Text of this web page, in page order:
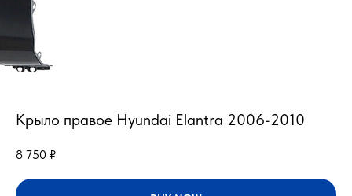
Крыло правое Hyundai Elantra 2006-2010
8 750 ₽